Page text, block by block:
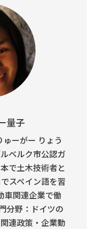
量子
ーがー りょう
ベルク市公認ガ
で土木技術者と
スペイン語を習
車関連企業で働
分野：ドイツの
連政策・企業動